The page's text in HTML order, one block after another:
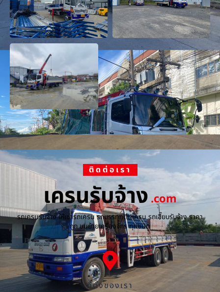
ติดต่อเรา
เครนรับจ้าง.com
รถเครนรับจ้าง ให้เช่ารถเครน รถบรรทุกติดเครน รถเฮี๊ยบรับจ้าง ราคา
ถูก ขนย้ายเครื่องจักร ทุกชนิด
ที่ตั้งของเรา